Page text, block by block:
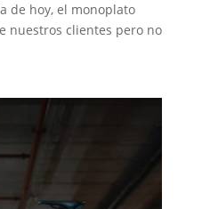
de hoy, el monoplato
nuestros clientes pero no